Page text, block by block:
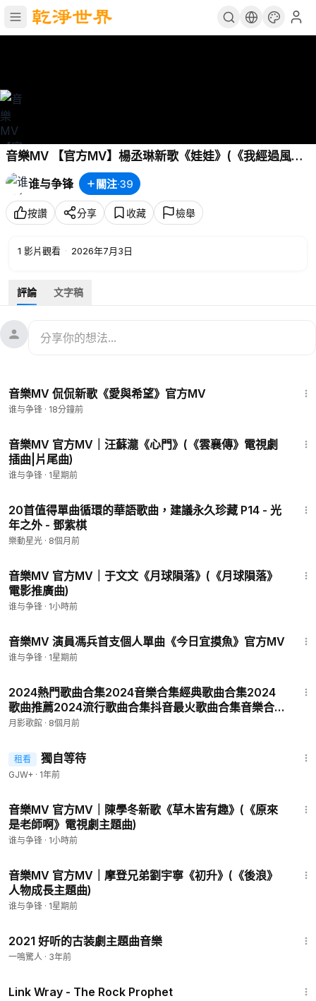
音樂MV 【官方MV】楊丞琳新歌《娃娃》(《我經過風
暴》電影片尾曲)
谁与争锋
關注·39
按讚 分享 收藏 檢舉
1 影片觀看 · 2026年7月3日
評論 文字稿
音樂MV 侃侃新歌《愛與希望》官方MV
谁与争锋 · 18分鐘前
音樂MV 官方MV｜汪蘇瀧《心門》(《雲襄傳》電視劇
插曲|片尾曲)
谁与争锋 · 1星期前
20首值得單曲循環的華語歌曲，建議永久珍藏 P14 - 光
年之外 - 鄧紫棋
樂動星光 · 8個月前
音樂MV 官方MV｜于文文《月球隕落》(《月球隕落》
電影推廣曲)
谁与争锋 · 1小時前
音樂MV 演員馮兵首支個人單曲《今日宜摸魚》官方MV
谁与争锋 · 1星期前
2024熱門歌曲合集2024音樂合集經典歌曲合集2024
歌曲推薦2024流行歌曲合集抖音最火歌曲合集音樂合
集經典2024抖音神曲2024抖音熱門歌曲合集經典 P52
月影歌館 · 8個月前
租看 獨自等待
GJW+ · 1年前
音樂MV 官方MV｜陳學冬新歌《草木皆有趣》(《原來
是老師啊》電視劇主題曲)
谁与争锋 · 1小時前
音樂MV 官方MV｜摩登兄弟劉宇寧《初升》(《後浪》
人物成長主題曲)
谁与争锋 · 1星期前
2021 好听的古装劇主題曲音樂
一鳴驚人 · 3年前
Link Wray - The Rock Prophet